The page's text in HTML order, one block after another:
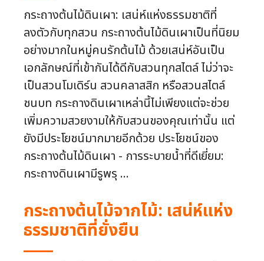
กระถางต้นไม้ดินเผา: เสน่ห์แห่งธรรมชาติที่
ลงตัวกับทุกสวน กระถางต้นไม้ดินเผาเป็นที่นิยม
อย่างมากในหมู่คนรักต้นไม้ ด้วยเสน่ห์อันเป็น
เอกลักษณ์ที่เข้ากันได้ดีกับสวนทุกสไตล์ ไม่ว่าจะ
เป็นสวนโมเดิร์น สวนคลาสสิก หรือสวนสไตล์
ชนบท กระถางดินเผาเหล่านี้ไม่เพียงแต่จะช่วย
เพิ่มความสวยงามให้กับสวนของคุณเท่านั้น แต่
ยังมีประโยชน์มากมายอีกด้วย ประโยชน์ของ
กระถางต้นไม้ดินเผา - การระบายน้ำที่ดีเยี่ยม:
กระถางดินเผามีรูพรุ ...
กระถางต้นไม้จากไม้: เสน่ห์แห่ง
ธรรมชาติที่ยั่งยืน